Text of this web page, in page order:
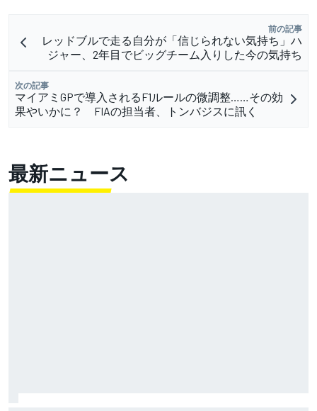
前の記事
レッドブルで走る自分が「信じられない気持ち」ハ
ジャー、2年目でビッグチーム入りした今の気持ち
次の記事
マイアミGPで導入されるF1ルールの微調整……その効
果やいかに？ FIAの担当者、トンバジスに訊く
最新ニュース